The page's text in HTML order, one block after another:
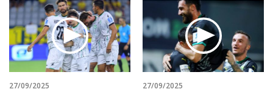
27/09/2025 27/09/2025